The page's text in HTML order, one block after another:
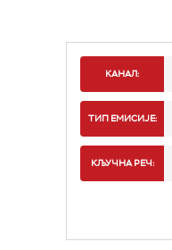
КАНАЛ:
ТИП ЕМИСИЈЕ:
КЉУЧНА РЕЧ: